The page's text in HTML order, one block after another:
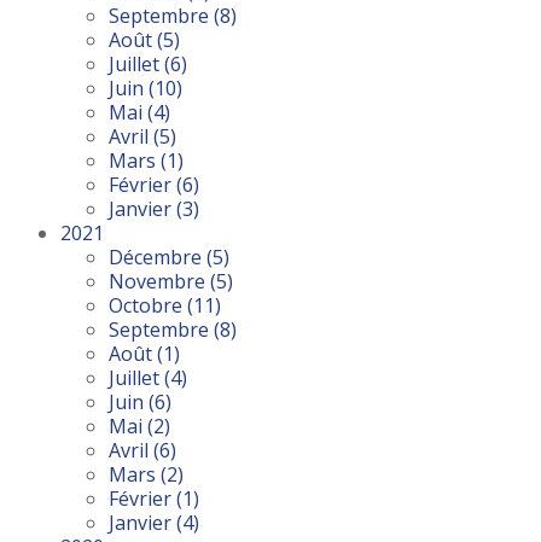
Septembre (8)
Août(5)
Juillet(6)
Juin (10)
Mai (4)
Avril (5)
Mars (1)
Février(6)
Janvier(3)
2021
Décembre (5)
Novembre (5)
Octobre (11)
Septembre (8)
Août(1)
Juillet(4)
Juin (6)
Mai (2)
Avril (6)
Mars (2)
Février(1)
Janvier(4)